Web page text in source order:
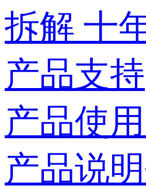
拆解 十
产品支持
产品使
产品说